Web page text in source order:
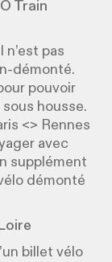
Train
pas
démonté.
pouvoir
housse.
<> Rennes
avec
supplément
démonté
billet vélo